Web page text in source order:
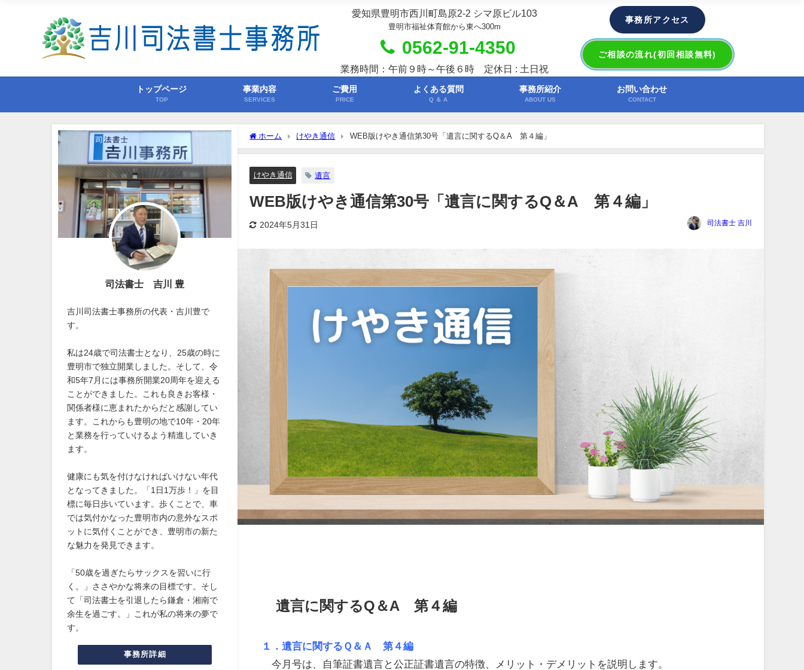
愛知県豊明市西川町島原2-2 シマ原ビル103
豊明市福祉体育館から東へ300m
0562-91-4350
業務時間：午前９時～午後６時 定休日 : 土日祝
事務所アクセス
ご相談の流れ(初回相談無料)
トップページ
TOP
事業内容
SERVICES
ご費用
PRICE
よくある質問
Q ＆ A
事務所紹介
ABOUT US
お問い合わせ
CONTACT
ホーム けやき通信 WEB版けやき通信第30号「遺言に関するQ＆A 第４編」
けやき通信 遺言
WEB版けやき通信第30号「遺言に関するQ＆A 第４編」
2024年5月31日 司法書士 吉川
遺言に関するQ＆A 第４編
１．遺言に関するＱ＆Ａ 第４編
今月号は、自筆証書遺言と公正証書遺言の特徴、メリット・デメリットを説明します。
司法書士 吉川 豊
吉川司法書士事務所の代表・吉川豊で
す。
私は24歳で司法書士となり、25歳の時に
豊明市で独立開業しました。そして、令
和5年7月には事務所開業20周年を迎える
ことができました。これも良きお客様・
関係者様に恵まれたからだと感謝してい
ます。これからも豊明の地で10年・20年
と業務を行っていけるよう精進していき
ます。
健康にも気を付けなければいけない年代
となってきました。「1日1万歩！」を目
標に毎日歩いています。歩くことで、車
では気付かなった豊明市内の意外なスポ
ットに気付くことができ、豊明市の新た
な魅力を発見できます。
「50歳を過ぎたらサックスを習いに行
く。」ささやかな将来の目標です。そし
て「司法書士を引退したら鎌倉・湘南で
余生を過ごす。」これが私の将来の夢で
す。
事務所詳細